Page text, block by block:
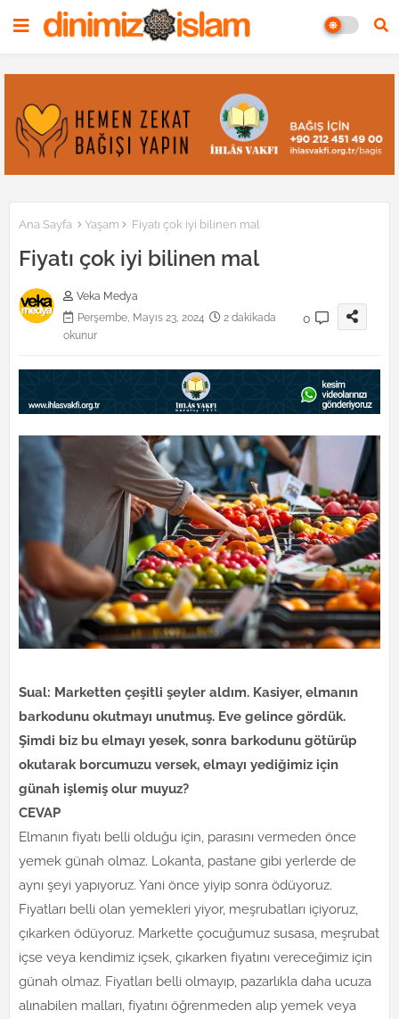
Ana Sayfa Yaşam Fiyatı çok iyi bilinen mal
Fiyatı çok iyi bilinen mal
Veka Medya
Perşembe, Mayıs 23, 2024
2 dakikada
okunur
0
Sual: Marketten çeşitli şeyler aldım. Kasiyer, elmanın
barkodunu okutmayı unutmuş. Eve gelince gördük.
Şimdi biz bu elmayı yesek, sonra barkodunu götürüp
okutarak borcumuzu versek, elmayı yediğimiz için
günah işlemiş olur muyuz?
CEVAP
Elmanın fiyatı belli olduğu için, parasını vermeden önce
yemek günah olmaz. Lokanta, pastane gibi yerlerde de
aynı şeyi yapıyoruz. Yani önce yiyip sonra ödüyoruz.
Fiyatları belli olan yemekleri yiyor, meşrubatları içiyoruz,
çıkarken ödüyoruz. Markette çocuğumuz susasa, meşrubat
içse veya kendimiz içsek, çıkarken fiyatını vereceğimiz için
günah olmaz. Fiyatları belli olmayıp, pazarlıkla daha ucuza
alınabilen malları, fiyatını öğrenmeden alıp yemek veya